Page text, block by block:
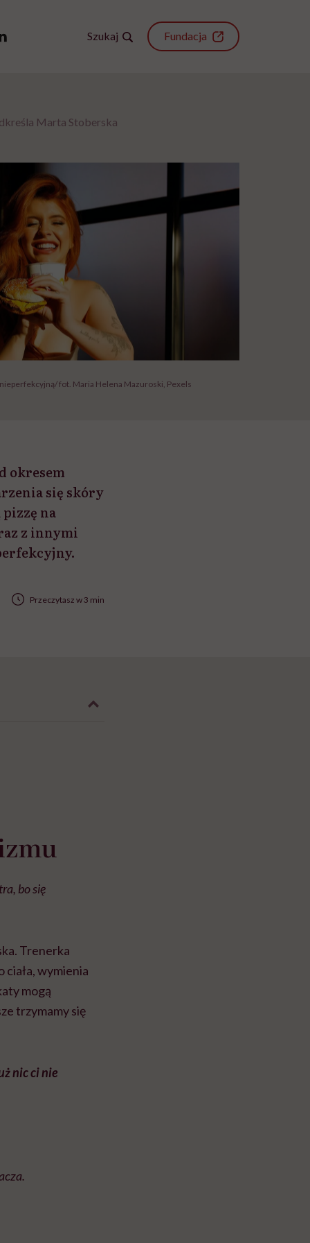
Szukaj Fundacja
Marta Stoberska
fot. Maria Helena Mazuroski, Pexels
okresem
się skóry
na
z innymi
Przeczytasz w 3 min
bo się
Trenerka
wymienia
mogą
trzymamy się
nic ci nie